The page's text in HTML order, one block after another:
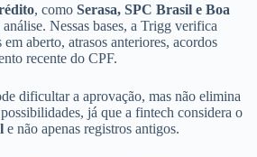
, como Serasa, SPC Brasil e Boa
análise. Nessas bases, a Trigg verifica
aberto, atrasos anteriores, acordos
recente do CPF.
dificultar a aprovação, mas não elimina
já que a fintech considera o
e não apenas registros antigos.